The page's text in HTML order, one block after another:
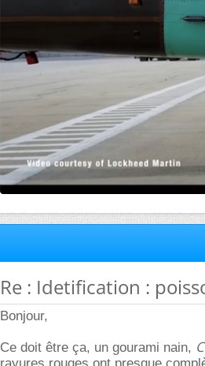
Re : Idetification :
Bonjour,
Ce doit être ça, un gourami nain,